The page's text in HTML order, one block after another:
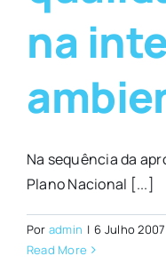
na
Na sequência da
Plano Nacional [...]
Por admin | 6 Julho 2007
Read More